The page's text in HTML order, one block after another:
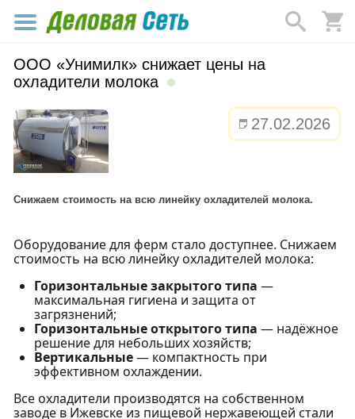
ООО «Унимилк» снижает цены на
охладители молока
27.02.2026
Снижаем стоимость на всю линейку охладителей молока.
Оборудование для ферм стало доступнее. Снижаем
стоимость на всю линейку охладителей молока:
Горизонтальные закрытого типа —
максимальная гигиена и защита от
загрязнений;
Горизонтальные открытого типа — надёжное
решение для небольших хозяйств;
Вертикальные— компактность при
эффективном охлаждении.
Все охладители производятся на собственном
заводе в Ижевске из пищевой нержавеющей стали